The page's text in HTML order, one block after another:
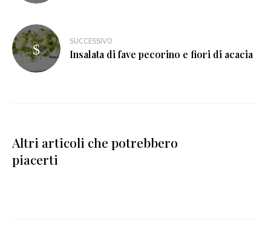
SUCCESSIVO
Insalata di fave pecorino e fiori di acacia
Altri articoli che potrebbero
piacerti